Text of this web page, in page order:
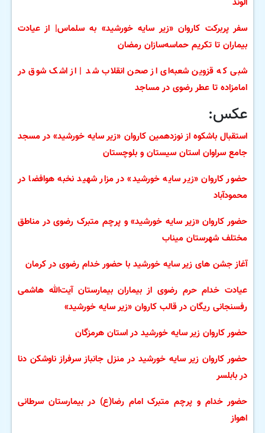
الوند
سفر پربرکت کاروان «زیر سایه خورشید» به سلماس| از عیادت
بیماران تا تکریم حماسه‌سازان رمضان
شبی که قزوین شعبه‌ای از صحن انقلاب شد | از اشک شوق در
امامزاده تا عطر رضوی در مساجد
عکس:
استقبال باشکوه از نوزدهمین کاروان «زیر سایه خورشید» در مسجد
جامع سراوان استان سیستان و بلوچستان
حضور کاروان «زیر سایه خورشید» در مزار شهید نخبه هوافضا در
محمودآباد
حضور کاروان «زیر سایه خورشید» و پرچم متبرک رضوی در مناطق
مختلف شهرستان میناب
آغاز جشن های زیر سایه خورشید با حضور خدام رضوی در کرمان
عیادت خدام حرم رضوی از بیماران بیمارستان آیت‌الله هاشمی
رفسنجانی ریگان در قالب کاروان «زیر سایه خورشید»
حضور کاروان زیر سایه خورشید در استان هرمزگان
حضور کاروان زیر سایه خورشید در منزل جانباز سرفراز ناوشکن دنا
در بابلسر
حضور خدام و پرچم متبرک امام رضا(ع) در بیمارستان سرطانی
اهواز